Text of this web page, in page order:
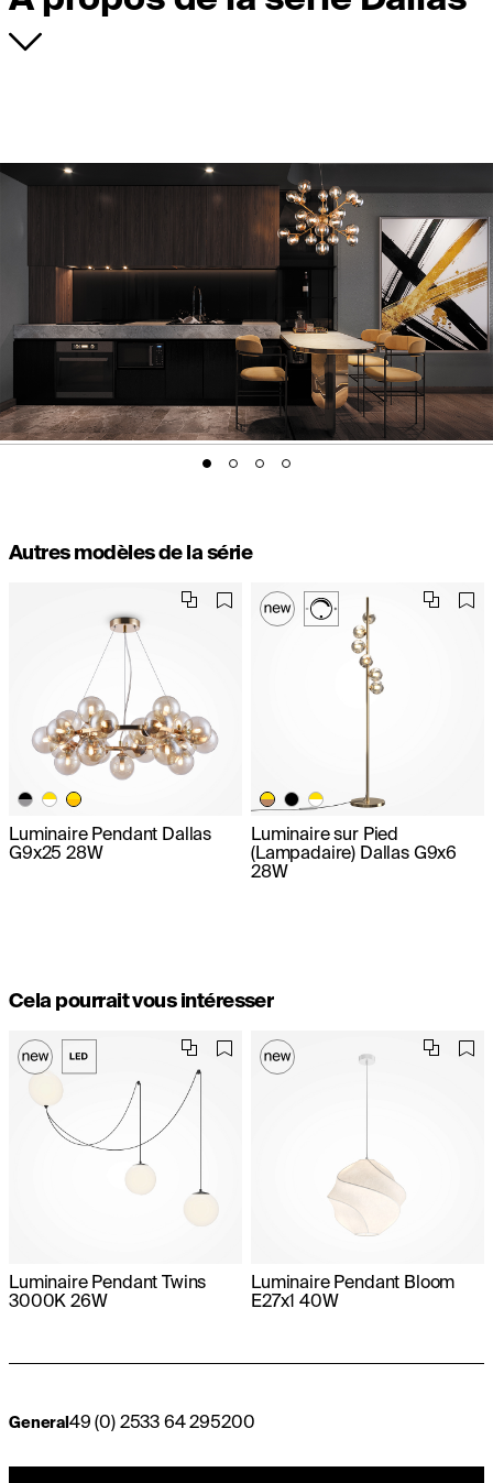
Autres modèles de la série
Luminaire Pendant Dallas
G9x25 28W
Luminaire sur Pied
(Lampadaire) Dallas G9x6
28W
Cela pourrait vous intéresser
Luminaire Pendant Twins
3000K 26W
Luminaire Pendant Bloom
E27x1 40W
General49 (0) 2533 64 295200